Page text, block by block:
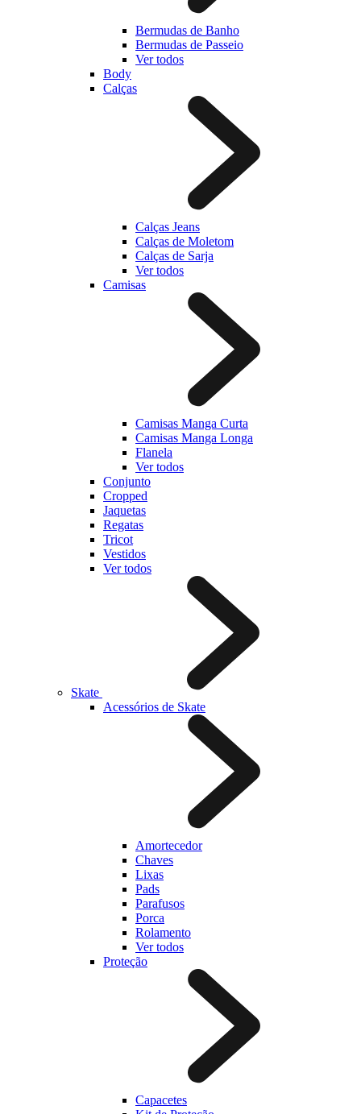
Bermudas de Banho
Bermudas de Passeio
Ver todos
Body
Calças
Calças Jeans
Calças de Moletom
Calças de Sarja
Ver todos
Camisas
Camisas Manga Curta
Camisas Manga Longa
Flanela
Ver todos
Conjunto
Cropped
Jaquetas
Regatas
Tricot
Vestidos
Ver todos
Skate
Acessórios de Skate
Amortecedor
Chaves
Lixas
Pads
Parafusos
Porca
Rolamento
Ver todos
Proteção
Capacetes